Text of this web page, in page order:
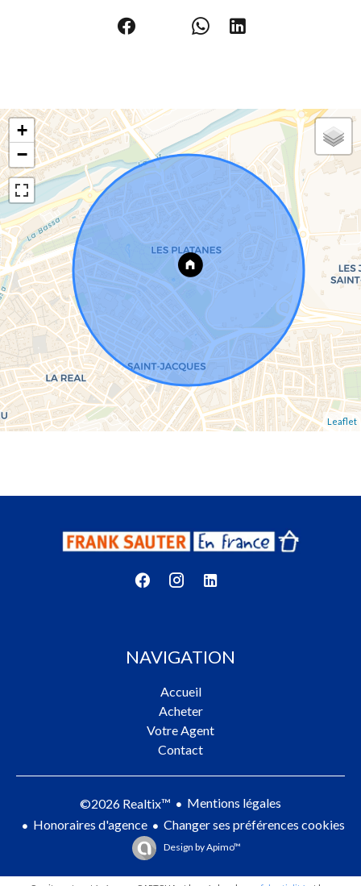
+
−
Leaflet
NAVIGATION
Accueil
Acheter
Votre Agent
Contact
©2026 Realtix™
Mentions légales
Honoraires d'agence
Changer ses préférences cookies
Design byApimo™